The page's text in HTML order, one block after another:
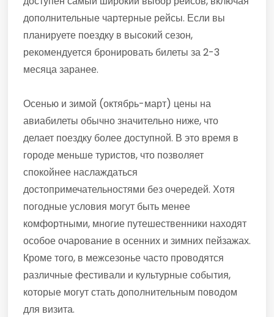
дополнительные чартерные рейсы. Если вы
планируете поездку в высокий сезон,
рекомендуется бронировать билеты за 2-3
месяца заранее.
Осенью и зимой (октябрь-март) цены на
авиабилеты обычно значительно ниже, что
делает поездку более доступной. В это время в
городе меньше туристов, что позволяет
спокойнее наслаждаться
достопримечательностями без очередей. Хотя
погодные условия могут быть менее
комфортными, многие путешественники находят
особое очарование в осенних и зимних пейзажах.
Кроме того, в межсезонье часто проводятся
различные фестивали и культурные события,
которые могут стать дополнительным поводом
для визита.